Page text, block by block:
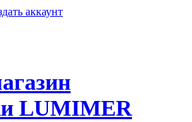
аккаунт
LUMIMER